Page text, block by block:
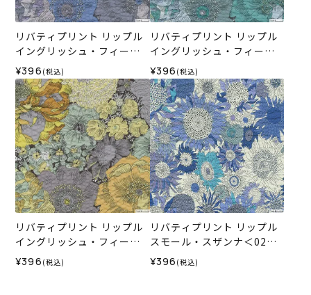
リバティプリント リップル
イングリッシュ・フィール
ド＜02L＞生地 （ホビーラ
ホビーレオリジナル）2026
SS
¥396 (税込)
リバティプリント リップル
イングリッシュ・フィール
ド＜04G＞生地 （ホビーラ
ホビーレオリジナル）2026
SS
¥396 (税込)
リバティプリント リップル
イングリッシュ・フィール
ド＜01Y＞生地 （ホビーラ
ホビーレオリジナル）2026
¥396 (税込)
リバティプリント リップル
スモール・スザンナ＜02B
＞生地 （ホビーラホビーレ
オリジナル）2025SS
¥396 (税込)